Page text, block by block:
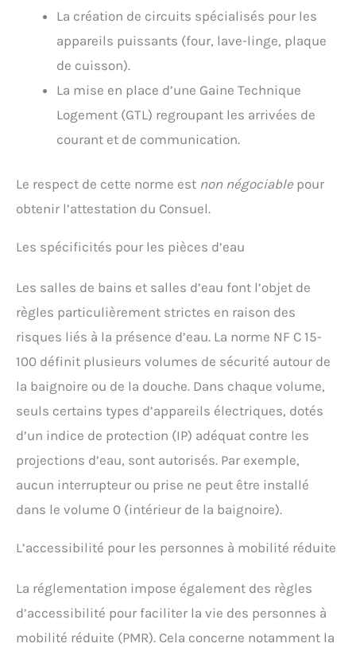
La création de circuits spécialisés pour les
appareils puissants (four, lave-linge, plaque
de cuisson).
La mise en place d’une Gaine Technique
Logement (GTL) regroupant les arrivées de
courant et de communication.
Le respect de cette norme est non négociable pour
obtenir l’attestation du Consuel.
Les spécificités pour les pièces d’eau
Les salles de bains et salles d’eau font l’objet de
règles particulièrement strictes en raison des
risques liés à la présence d’eau. La norme NF C 15-
100 définit plusieurs volumes de sécurité autour de
la baignoire ou de la douche. Dans chaque volume,
seuls certains types d’appareils électriques, dotés
d’un indice de protection (IP) adéquat contre les
projections d’eau, sont autorisés. Par exemple,
aucun interrupteur ou prise ne peut être installé
dans le volume 0 (intérieur de la baignoire).
L’accessibilité pour les personnes à mobilité réduite
La réglementation impose également des règles
d’accessibilité pour faciliter la vie des personnes à
mobilité réduite (PMR). Cela concerne notamment la